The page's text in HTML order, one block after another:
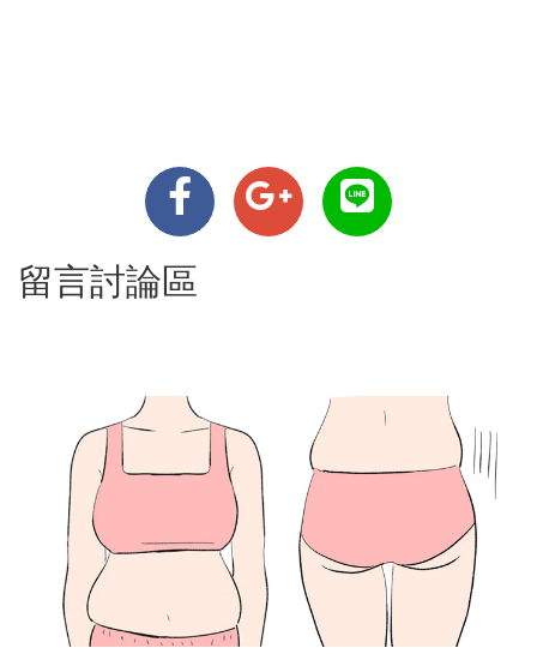
留言討論區